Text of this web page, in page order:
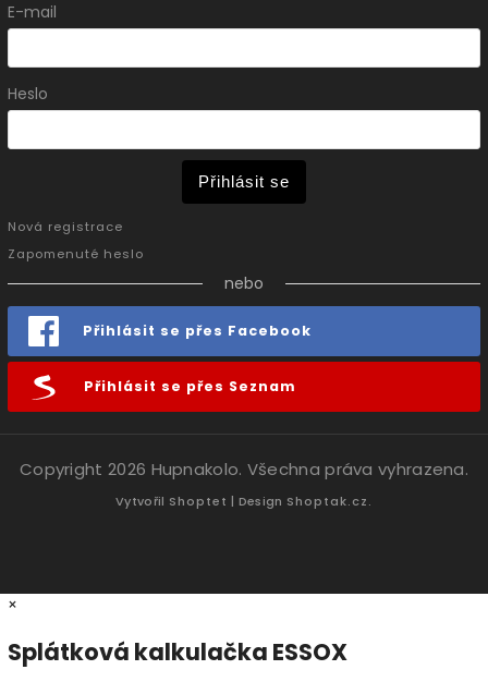
E-mail
Heslo
Přihlásit se
Nová registrace
Zapomenuté heslo
nebo
Přihlásit se přes Facebook
Přihlásit se přes Seznam
Copyright 2026 Hupnakolo. Všechna práva vyhrazena.
Vytvořil Shoptet | Design Shoptak.cz.
×
Splátková kalkulačka ESSOX